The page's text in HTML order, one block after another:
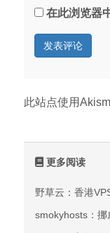
在此浏览器
此站点使用
更多阅读
野草云：香港
smokyhosts：